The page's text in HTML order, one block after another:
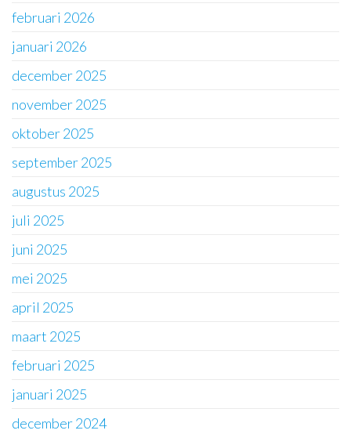
februari 2026
januari 2026
december 2025
november 2025
oktober 2025
september 2025
augustus 2025
juli 2025
juni 2025
mei 2025
april 2025
maart 2025
februari 2025
januari 2025
december 2024